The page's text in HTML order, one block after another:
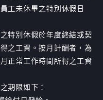
工未休畢之特別休假日
特別休假於年度終結或契
之工資。按月計酬者，為
正常工作時間所得之工資
期限如下：